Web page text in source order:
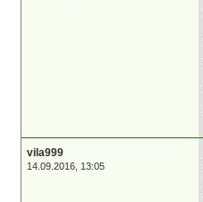
vila999
14.09.2016, 13:05